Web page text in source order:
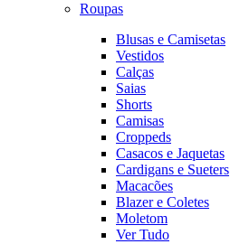
Roupas
Blusas e Camisetas
Vestidos
Calças
Saias
Shorts
Camisas
Croppeds
Casacos e Jaquetas
Cardigans e Sueters
Macacões
Blazer e Coletes
Moletom
Ver Tudo